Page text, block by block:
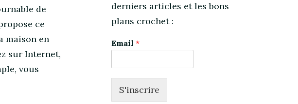
de
ce
maison en
sur Internet,
vous
derniers articles et les bons
plans crochet :
Email *
S'inscrire